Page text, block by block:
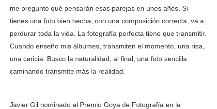
me pregunto qué pensarán esas parejas en unos años. Si
tienes una foto bien hecha, con una composición correcta, va a
perdurar toda la vida. La fotografía perfecta tiene que transmitir.
Cuando enseño mis álbumes, transmiten el momento, una risa,
una caricia. Busco la naturalidad; al final, una foto sencilla
caminando transmite más la realidad.
Javier Gil nominado al Premio Goya de Fotografía en la